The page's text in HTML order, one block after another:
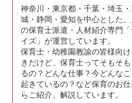
神奈川・東京都・千葉・埼玉
城・静岡・愛知を中心とした
の保育士派遣・人材紹介専門
イズ」が運営しています。
保育士・幼稚園教諭の皆様向
きだけど、保育士ってそもそ
るの？どんな仕事？今どんな
起きているの？など保育のお
らご紹介、解説しています。